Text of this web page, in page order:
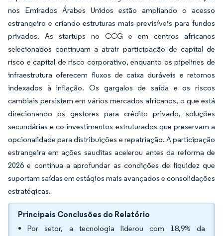
nos Emirados Árabes Unidos estão ampliando o acesso
estrangeiro e criando estruturas mais previsíveis para fundos
privados. As startups no CCG e em centros africanos
selecionados continuam a atrair participação de capital de
risco e capital de risco corporativo, enquanto os pipelines de
infraestrutura oferecem fluxos de caixa duráveis e retornos
indexados à inflação. Os gargalos de saída e os riscos
cambiais persistem em vários mercados africanos, o que está
direcionando os gestores para crédito privado, soluções
secundárias e co-investimentos estruturados que preservam a
opcionalidade para distribuições e repatriação. A participação
estrangeira em ações sauditas acelerou antes da reforma de
2026 e continua a aprofundar as condições de liquidez que
suportam saídas em estágios mais avançados e consolidações
estratégicas.
Principais Conclusões do Relatório
Por setor, a tecnologia liderou com 18,9% da